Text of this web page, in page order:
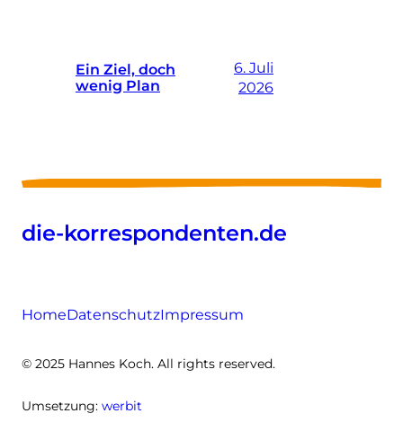
Ein Ziel, doch
wenig Plan
6. Juli
2026
die-korrespondenten.de
HomeDatenschutzImpressum
© 2025 Hannes Koch. All rights reserved.
Umsetzung: werbit